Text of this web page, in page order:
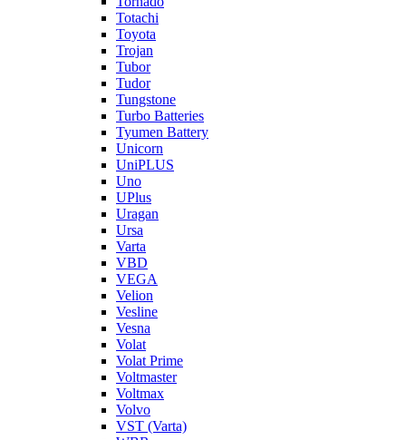
Totachi
Toyota
Trojan
Tubor
Tudor
Tungstone
Turbo Batteries
Tyumen Battery
Unicorn
UniPLUS
Uno
UPlus
Uragan
Ursa
Varta
VBD
VEGA
Velion
Vesline
Vesna
Volat
Volat Prime
Voltmaster
Voltmax
Volvo
VST (Varta)